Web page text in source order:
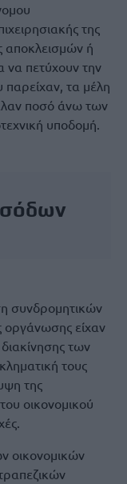
της
αποκλεισμών ή
να πετύχουν την
τα μέλη
ποσό άνω των
υποδομή.
συνδρομητικών
οργάνωσης είχαν
των
τους
της
οικονομικού
οικονομικών